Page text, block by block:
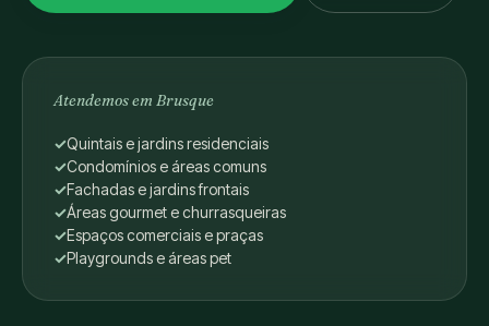
Atendemos em Brusque
Quintais e jardins residenciais
Condomínios e áreas comuns
Fachadas e jardins frontais
Áreas gourmet e churrasqueiras
Espaços comerciais e praças
Playgrounds e áreas pet